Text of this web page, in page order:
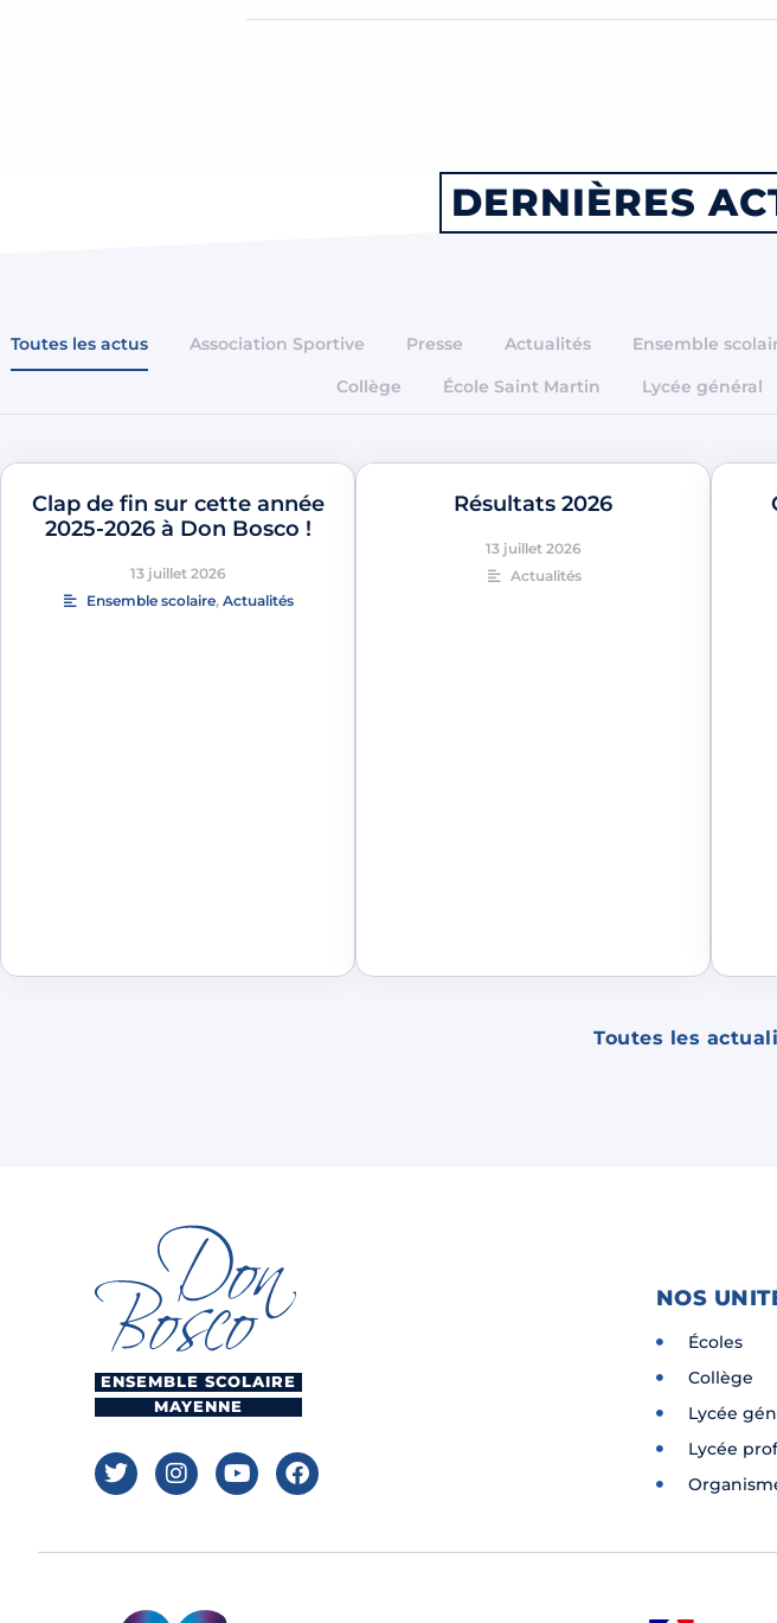
DERNIÈRES
Toutes les actus Association Sportive Presse Actualités Ensemble
Collège
École Saint Martin Lycée général
Clap de fin sur cette année
2025-2026 à Don Bosco !
13 juillet 2026
Ensemble scolaire, Actualités
Résultats 2026
13 juillet 2026
Actualités
Toutes les
ENSEMBLE SCOLAIRE
MAYENNE
NOS
Écoles
Collège
Lycée
Lycée